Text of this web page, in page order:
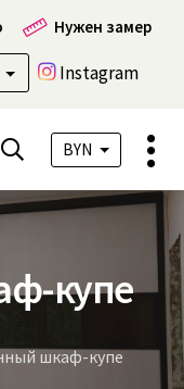
Нужен замер
Instagram
BYN
купе
шкаф-купе